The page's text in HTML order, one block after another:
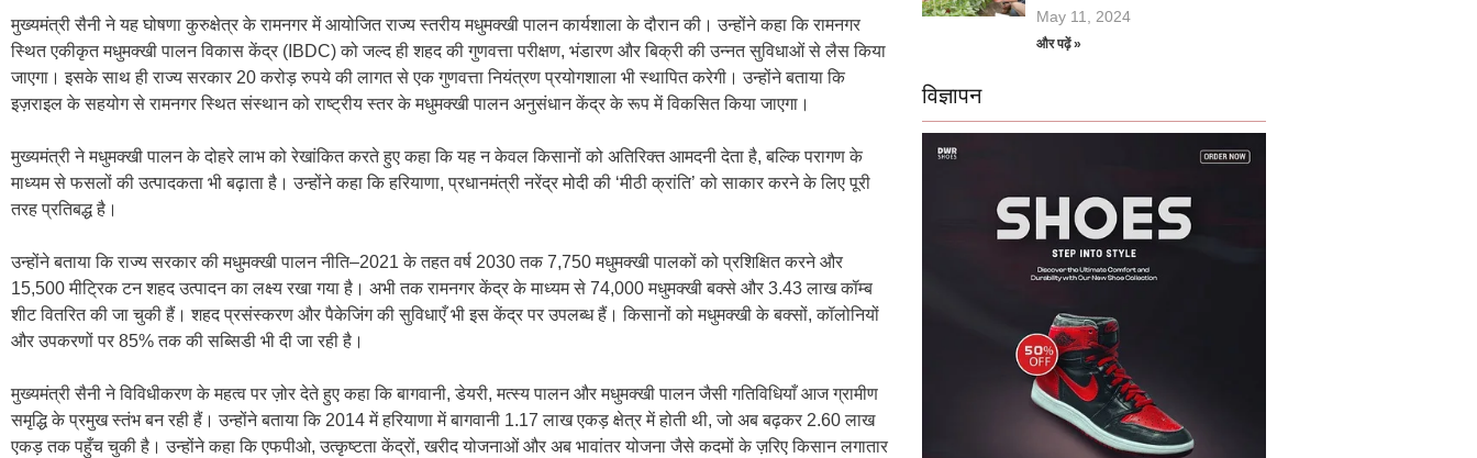
मुख्यमंत्री सैनी ने यह घोषणा कुरुक्षेत्र के रामनगर में आयोजित राज्य स्तरीय मधुमक्खी पालन कार्यशाला के दौरान की। उन्होंने कहा कि रामनगर
स्थित एकीकृत मधुमक्खी पालन विकास केंद्र (IBDC) को जल्द ही शहद की गुणवत्ता परीक्षण, भंडारण और बिक्री की उन्नत सुविधाओं से लैस किया
जाएगा। इसके साथ ही राज्य सरकार 20 करोड़ रुपये की लागत से एक गुणवत्ता नियंत्रण प्रयोगशाला भी स्थापित करेगी। उन्होंने बताया कि
इज़राइल के सहयोग से रामनगर स्थित संस्थान को राष्ट्रीय स्तर के मधुमक्खी पालन अनुसंधान केंद्र के रूप में विकसित किया जाएगा।
मुख्यमंत्री ने मधुमक्खी पालन के दोहरे लाभ को रेखांकित करते हुए कहा कि यह न केवल किसानों को अतिरिक्त आमदनी देता है, बल्कि परागण के
माध्यम से फसलों की उत्पादकता भी बढ़ाता है। उन्होंने कहा कि हरियाणा, प्रधानमंत्री नरेंद्र मोदी की ‘मीठी क्रांति’ को साकार करने के लिए पूरी
तरह प्रतिबद्ध है।
उन्होंने बताया कि राज्य सरकार की मधुमक्खी पालन नीति–2021 के तहत वर्ष 2030 तक 7,750 मधुमक्खी पालकों को प्रशिक्षित करने और
15,500 मीट्रिक टन शहद उत्पादन का लक्ष्य रखा गया है। अभी तक रामनगर केंद्र के माध्यम से 74,000 मधुमक्खी बक्से और 3.43 लाख कॉम्ब
शीट वितरित की जा चुकी हैं। शहद प्रसंस्करण और पैकेजिंग की सुविधाएँ भी इस केंद्र पर उपलब्ध हैं। किसानों को मधुमक्खी के बक्सों, कॉलोनियों
और उपकरणों पर 85% तक की सब्सिडी भी दी जा रही है।
मुख्यमंत्री सैनी ने विविधीकरण के महत्व पर ज़ोर देते हुए कहा कि बागवानी, डेयरी, मत्स्य पालन और मधुमक्खी पालन जैसी गतिविधियाँ आज ग्रामीण
समृद्धि के प्रमुख स्तंभ बन रही हैं। उन्होंने बताया कि 2014 में हरियाणा में बागवानी 1.17 लाख एकड़ क्षेत्र में होती थी, जो अब बढ़कर 2.60 लाख
एकड़ तक पहुँच चुकी है। उन्होंने कहा कि एफपीओ, उत्कृष्टता केंद्रों, खरीद योजनाओं और अब भावांतर योजना जैसे कदमों के ज़रिए किसान लगातार
May 11, 2024
और पढ़ें »
विज्ञापन